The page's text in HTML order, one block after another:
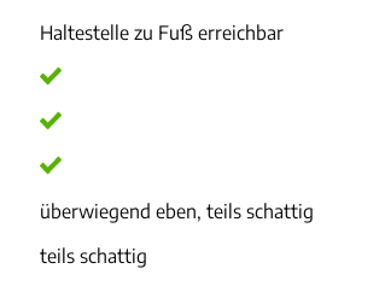
Haltestelle zu Fuß erreichbar
überwiegend eben, teils schattig
teils schattig